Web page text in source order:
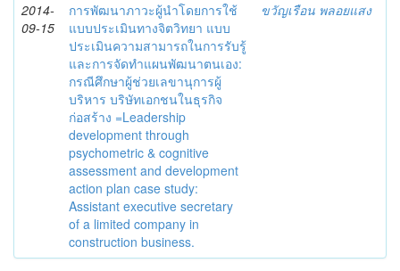
2014-
09-15
การพัฒนาภาวะผู้นำโดยการใช้
แบบประเมินทางจิตวิทยา แบบ
ประเมินความสามารถในการรับรู้
และการจัดทำแผนพัฒนาตนเอง:
กรณีศึกษาผู้ช่วยเลขานุการผู้
บริหาร บริษัทเอกชนในธุรกิจ
ก่อสร้าง =Leadership
development through
psychometric & cognitive
assessment and development
action plan case study:
Assistant executive secretary
of a limited company in
construction business.
ขวัญเรือน พลอยแสง